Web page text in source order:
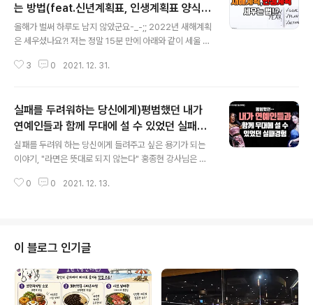
는 방법(feat.신년계획표, 인생계획표 양식&
사례)
올해가 벌써 하루도 남지 않았군요-_-;; 2022년 새해계획
은 세우셨나요?! 저는 정말 15분 만에 아래와 같이 세울 수
려뒀으니 참조해서 계획 세우신다면 분명 도움되실 겁니
0대뉴스 아버지 소천(7.15)&국가유공자로 국립묘지 안장
광안리 단독주택으로 이사&축복된 삶 어머니 요양원으로
모신 일 유튜브 맹렬히 운영(150개 이상영상, 1526명) 온
라인으로 취업진로지도전문가 2회 교육 협회 특강 1년 12
달 운영 아내와 사이좋은 관계유지 거의 집에서 강의하느
라 요리실력 일취월장 거의 매일 똘이 산책 해외여행 가지
3 0 2021. 12. 31.
실패를 두려워하는 당신에게)평범했던 내가
연예인들과 함께 무대에 설 수 있었던 실패경
험고백
실패를 두려워 하는 당신에게 들려주고 싶은 용기가 되는
이야기, "라면은 뜻대로 되지 않는다" 홍종현 강사님은 올
왔는데요. 뜻하지 않게 강사로, MC로, 웃음치료사, 유튜버,
서 깜짝 놀랐는데요. 그것도 다 이유가 있더라고요. 한 사람
의 인생을 통해서 또 다른 삶의 생생한 배움 얻을 수 있으니
끝까지 시청하시길 권합니다. 오늘의 영상은 동기부여가
될 뿐만 아니라 배꼽잡고 웃으실 수도 있을 겁니다. 홍종현
의 실패특강)전국노래자랑에 도전했다가 ‘땡’ 받았지만 포
0 0 2021. 12. 13.
이 블로그 인기글